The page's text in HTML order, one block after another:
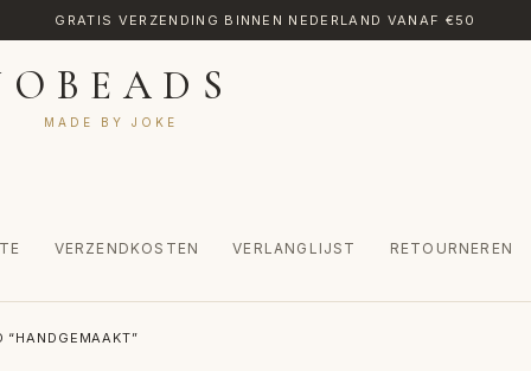
GRATIS VERZENDING BINNEN NEDERLAND VANAF €50
MADE BY JOKE
VERZENDKOSTEN VERLANGLIJST RETOURNEREN
MIJN ACCOUNT RETOURNEREN TRANSLATE VERLANGLIJST
“HANDGEMAAKT”